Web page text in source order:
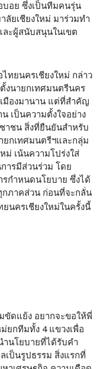
บอย ซึ่งเป็นทีมคนรุ่น
ยเชียงใหม่ มาร่วมทำ
ะผู้สนับสนุนในเขต
ทยนครเชียงใหม่ กล่าว
งนายกเทศมนตรีนคร
มืองมานาน แต่ที่สำคัญ
เป็นความตั้งใจอย่าง
าชน สิ่งที่ยืนยันสำหรับ
ยกเทศมนตรีฯและกลุ่ม
ม่ เน้นความโปร่งใส่
ารมีส่วนร่วม โดย
กำหนดนโยบาย ซึ่งได้
ภาคส่วน ก่อนที่จะกลั่น
นครเชียงใหม่ในครั้งนี้
ขัดแย้ง อยากจะขอให้พี่
ยกทีมทั้ง 4 แขวงเพื่อ
ำนโยบายที่ได้รับคำ
เป็นรูปธรรม สิ่งแรกที่